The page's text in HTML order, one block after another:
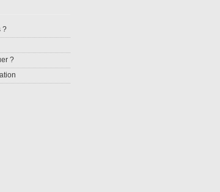
?
?